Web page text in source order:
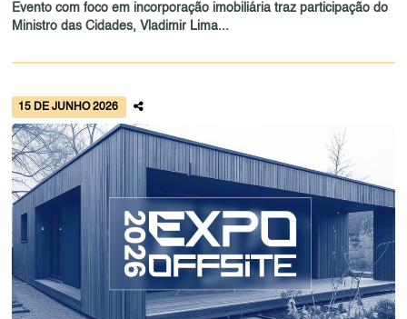
Evento com foco em incorporação imobiliária traz participação do
Ministro das Cidades, Vladimir Lima...
15 DE JUNHO 2026